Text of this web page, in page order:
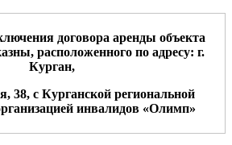
договора аренды объекта
расположенного по адресу: г.
Курган,
38, с Курганской региональной
инвалидов «Олимп»